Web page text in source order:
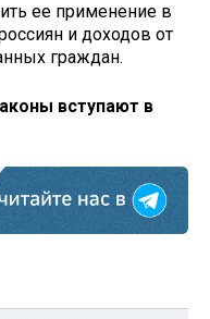
ее применение в
и доходов от
граждан.
вступают в